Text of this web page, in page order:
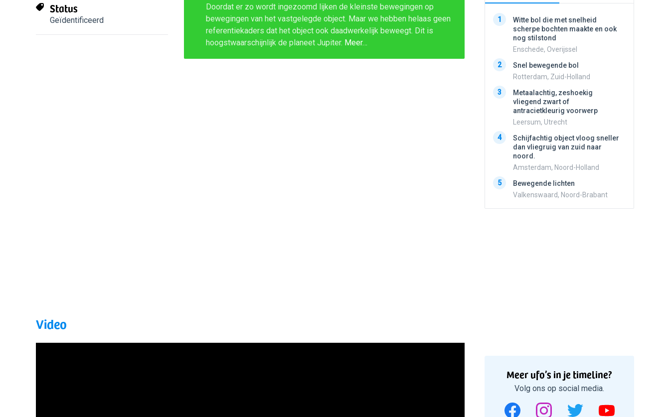
Status
Geïdentificeerd
Doordat er zo wordt ingezoomd lijken de kleinste bewegingen op
bewegingen van het vastgelegde object. Maar we hebben helaas geen
referentiekaders dat het object ook daadwerkelijk beweegt. Dit is
hoogstwaarschijnlijk de planeet Jupiter. Meer…
Video
1
Witte bol die met snelheid
scherpe bochten maakte en ook
nog stilstond
Enschede, Overijssel
2
Snel bewegende bol
Rotterdam, Zuid-Holland
3
Metaalachtig, zeshoekig
vliegend zwart of
antracietkleurig voorwerp
Leersum, Utrecht
4
Schijfachtig object vloog sneller
dan vliegruig van zuid naar
noord.
Amsterdam, Noord-Holland
5
Bewegende lichten
Valkenswaard, Noord-Brabant
Meer ufo’s in je timeline?
Volg ons op social media.